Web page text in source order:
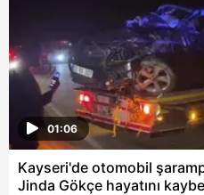
01:06
Kayseri'de otomobil
Jinda Gökçe hayatını